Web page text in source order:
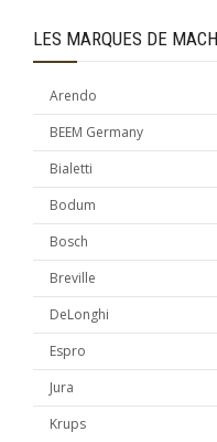
LES MARQUES DE
Arendo
BEEM Germany
Bialetti
Bodum
Bosch
Breville
DeLonghi
Espro
Jura
Krups